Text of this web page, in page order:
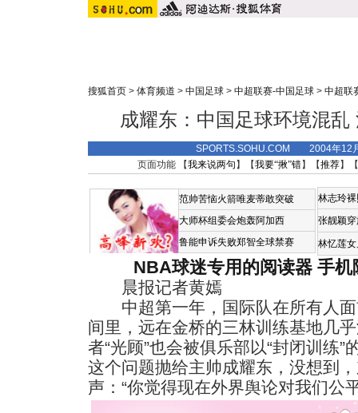
搜狐首页 > 体育频道 > 中国足球 > 中超联赛-中国足球 > 中超联
成耀东：中国足球环境混
SPORTS.SOHU.COM 2004年12
页面功能 【我来说两句 】【我要“揪”错】【推荐】
范帅苦恼火箭唯麦蒂敢突破
大师杯组委会炮轰阿加西
鲁能申诉失败郑智全球禁赛
林志玲
张靓颖
林忆莲
NBA球迷专用的阅读器 手机
晨报记者黄嫣
中超第一年，国际队在所有人面
间里，远在金桥的三林训练基地几
者“光顾”也会被俱乐部以“封闭训练
这个问题抛给主帅成耀东，没想到
声：“你觉得现在外界舆论对我们公